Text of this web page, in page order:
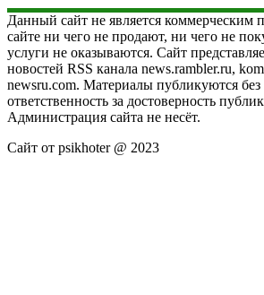
Данный сайт не является коммерческим
сайте ни чего не продают, ни чего не
услуги не оказываются. Сайт
новостей RSS канала news.rambler.ru,
newsru.com. Материалы публикуются без
ответственность за достоверность
Администрация сайта не несёт.
Сайт от psikhoter @ 2023